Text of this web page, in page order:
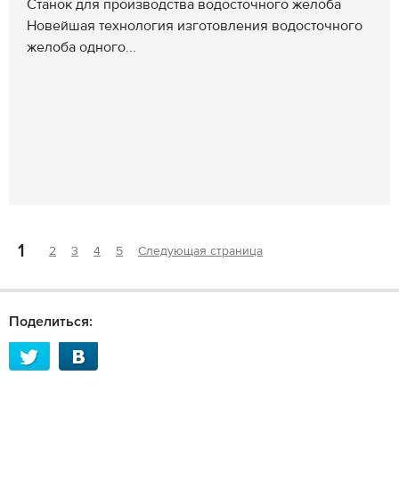
Станок для производства водосточного желоба
Новейшая технология изготовления водосточного
желоба одного...
1 2 3 4 5 Следующая страница
Поделиться: